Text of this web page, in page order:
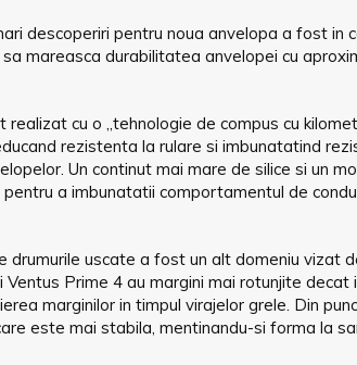
descoperiri pentru noua anvelopa a fost in
mareasca durabilitatea anvelopei cu
realizat cu o „tehnologie de compus cu
rezistenta la rulare si imbunatatind
Un continut mai mare de silice si un
a imbunatatii comportamentul de
drumurile uscate a fost un alt domeniu vizat
Ventus Prime 4 au margini mai rotunjite
marginilor in timpul virajelor grele. Din
este mai stabila, mentinandu-si forma la